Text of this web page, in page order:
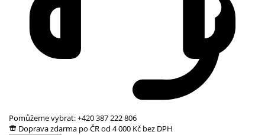
Pomůžeme vybrat:+420 387 222 806
Doprava zdarma po ČR od 4 000 Kč bez DPH